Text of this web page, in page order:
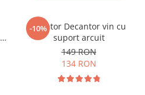
-10%
Aerator Decantor vin cu
suport arcuit
149 RON
134 RON